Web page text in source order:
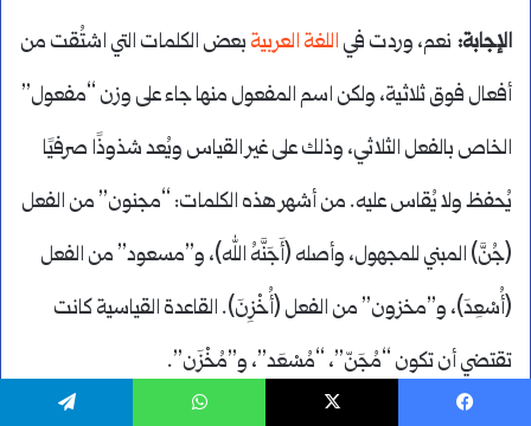
الإجابة: نعم، وردت في اللغة العربية بعض الكلمات التي اشتُقت من
أفعال فوق ثلاثية، ولكن اسم المفعول منها جاء على وزن “مفعول”
الخاص بالفعل الثلاثي، وذلك على غير القياس ويُعد شذوذًا صرفيًا
يُحفظ ولا يُقاس عليه. من أشهر هذه الكلمات: “مجنون” من الفعل
(جُنَّ) المبني للمجهول، وأصله (أَجَنَّهُ الله)، و”مسعود” من الفعل
(أُسْعِدَ)، و”مخزون” من الفعل (أُخْزِنَ). القاعدة القياسية كانت
تقتضي أن تكون “مُجَنّ”، “مُسْعَد”، و”مُخْزَن”.